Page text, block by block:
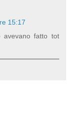
15:17
avevano fatto tot